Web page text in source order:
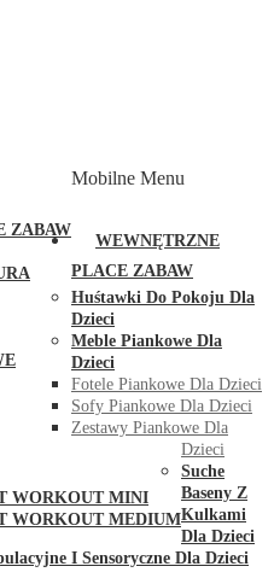
ZABAW
WORKOUT MINI
WORKOUT MEDIUM
Mobilne Menu
WEWNĘTRZNE
PLACE ZABAW
Huśtawki Do Pokoju Dla
Dzieci
Meble Piankowe Dla
Dzieci
Fotele Piankowe Dla Dzieci
Sofy Piankowe Dla Dzieci
Zestawy Piankowe Dla
Dzieci
Suche
Baseny Z
Kulkami
Dla Dzieci
I Sensoryczne Dla Dzieci